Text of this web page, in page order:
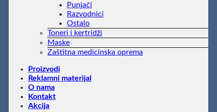
Punjači
Razvodnici
Ostalo
Toneri i kertridži
Maske
Zaštitna medicinska oprema
Proizvodi
Reklamni materijal
O nama
Kontakt
Akcija